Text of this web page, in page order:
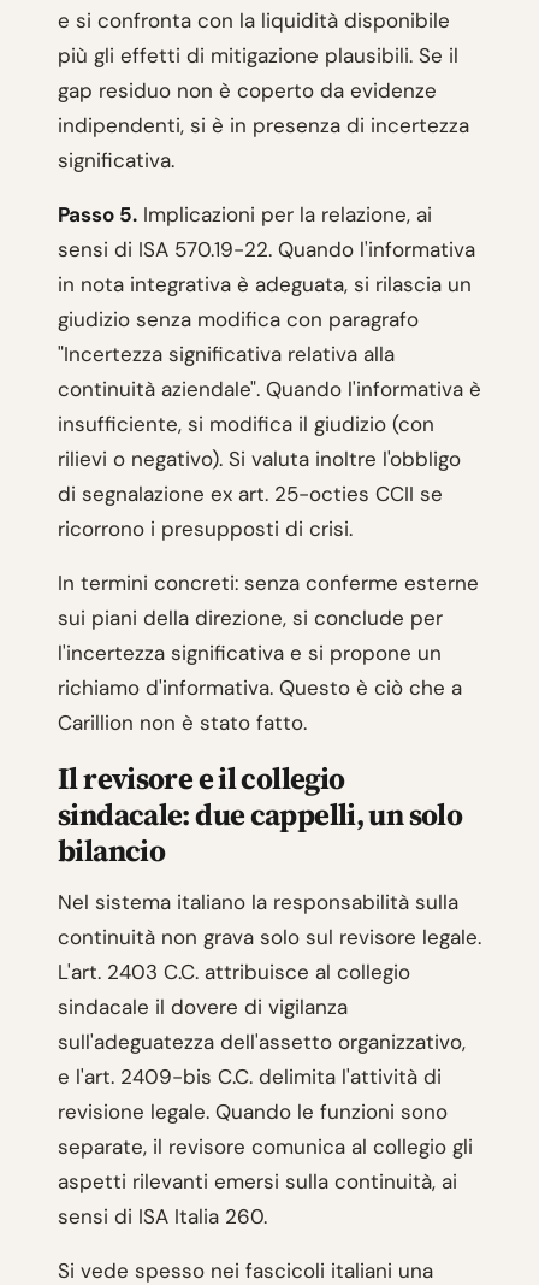
e si confronta con la liquidità disponibile
più gli effetti di mitigazione plausibili. Se il
gap residuo non è coperto da evidenze
indipendenti, si è in presenza di incertezza
significativa.
Passo 5. Implicazioni per la relazione, ai
sensi di ISA 570.19-22. Quando l'informativa
in nota integrativa è adeguata, si rilascia un
giudizio senza modifica con paragrafo
"Incertezza significativa relativa alla
continuità aziendale". Quando l'informativa è
insufficiente, si modifica il giudizio (con
rilievi o negativo). Si valuta inoltre l'obbligo
di segnalazione ex art. 25-octies CCII se
ricorrono i presupposti di crisi.
In termini concreti: senza conferme esterne
sui piani della direzione, si conclude per
l'incertezza significativa e si propone un
richiamo d'informativa. Questo è ciò che a
Carillion non è stato fatto.
Il revisore e il collegio
sindacale: due cappelli, un solo
bilancio
Nel sistema italiano la responsabilità sulla
continuità non grava solo sul revisore legale.
L'art. 2403 C.C. attribuisce al collegio
sindacale il dovere di vigilanza
sull'adeguatezza dell'assetto organizzativo,
e l'art. 2409-bis C.C. delimita l'attività di
revisione legale. Quando le funzioni sono
separate, il revisore comunica al collegio gli
aspetti rilevanti emersi sulla continuità, ai
sensi di ISA Italia 260.
Si vede spesso nei fascicoli italiani una